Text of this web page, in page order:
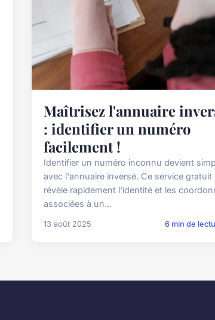
Maîtrisez l'annuaire
: identifier un numéro
facilement !
Identifier un numéro inconnu devient
avec l'annuaire inversé. Ce service gratuit
révèle rapidement l'identité et les
associées à un...
13 août 2025 6 min de